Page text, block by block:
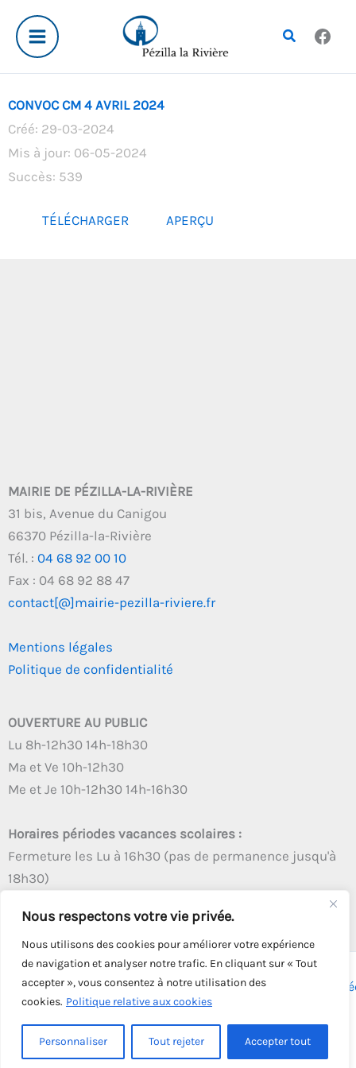
Nous respectons votre vie privée.
Nous utilisons des cookies pour améliorer votre expérience
de navigation et analyser notre trafic. En cliquant sur « Tout
accepter », vous consentez à notre utilisation des
cookies. Politique relative aux cookies
Personnaliser Tout rejeter Accepter tout
contenu
Rechercher
CONVOC CM 4 AVRIL 2024
Créé: 29-03-2024
Mis à jour: 06-05-2024
Succès: 539
TÉLÉCHARGER APERÇU
MAIRIE DE PÉZILLA-LA-RIVIÈRE
31 bis, Avenue du Canigou
66370 Pézilla-la-Rivière
Tél. : 04 68 92 00 10
Fax : 04 68 92 88 47
contact[@]mairie-pezilla-riviere.fr
Mentions légales
Politique de confidentialité
OUVERTURE AU PUBLIC
Lu 8h-12h30 14h-18h30
Ma et Ve 10h-12h30
Me et Je 10h-12h30 14h-16h30
Horaires périodes vacances scolaires :
Fermeture les Lu à 16h30 (pas de permanence jusqu'à
18h30)
Copyright © 2026 - Tous droits réservés - | Webmaster
Solution